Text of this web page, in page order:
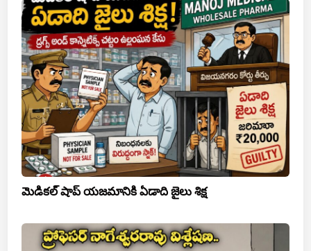
మెడికల్ షాప్ యజమానికి ఏడాది జైలు శిక్ష